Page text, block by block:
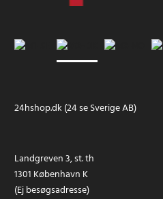
24hshop.dk (24 se Sverige AB)
Landgreven 3, st. th
1301 København K
(Ej besøgsadresse)